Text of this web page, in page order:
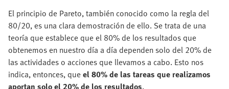
El principio de Pareto, también conocido como la regla del
80/20, es una clara demostración de ello. Se trata de una
teoría que establece que el 80% de los resultados que
obtenemos en nuestro día a día dependen solo del 20% de
las actividades o acciones que llevamos a cabo. Esto nos
indica, entonces, queel 80% de las tareas que realizamos
aportan solo el 20% de los resultados.